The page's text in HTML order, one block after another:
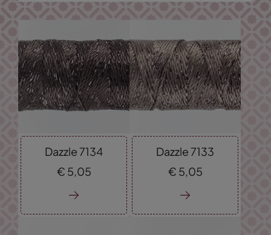
Dazzle 7134
€ 5,05
Dazzle 7133
€ 5,05